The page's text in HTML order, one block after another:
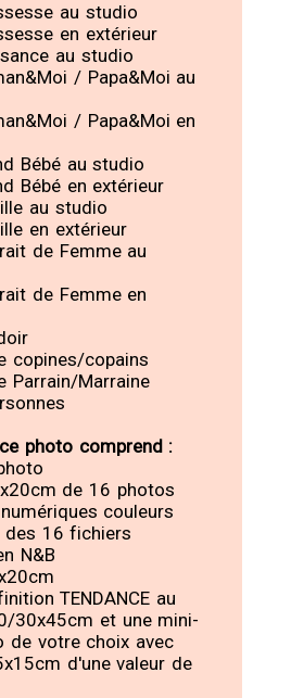
au studio
en extérieur
au studio
/ Papa&Moi au
/ Papa&Moi en
Bébé au studio
Bébé en extérieur
au studio
en extérieur
de Femme au
de Femme en
copines/copains
Parrain/Marraine
photo comprend :
de 16 photos
couleurs
des 16 fichiers
N&B
TENDANCE au
30x45cm et une mini-
de votre choix avec
d'une valeur de